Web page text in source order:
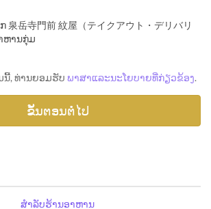
岳寺門前 紋屋（テイクアウト・デリバリ
ຫານກຸ່ມ
ນີ້, ທ່ານຍອມຮັບ ພາສາແລະນະໂຍບາຍທີ່ກ່ຽວຂ້ອງ.
ສຳລັບຮ້ານອາຫານ